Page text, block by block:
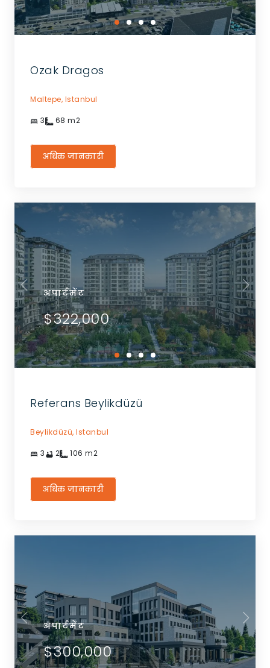
Ozak Dragos
Maltepe, Istanbul
3 68 m2
अधिक जानकारी
अपार्टमेंट
$322,000
Referans Beylikdüzü
Beylikdüzü, Istanbul
3 2 106 m2
अधिक जानकारी
अपार्टमेंट
$300,000